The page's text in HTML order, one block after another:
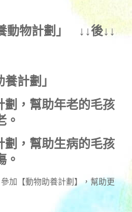
動物計劃 」 ↓↓後↓↓
計劃」
劃，幫助年老的毛孩
。
劃，幫助生病的毛孩
。
加【動物助養計劃】，幫助更